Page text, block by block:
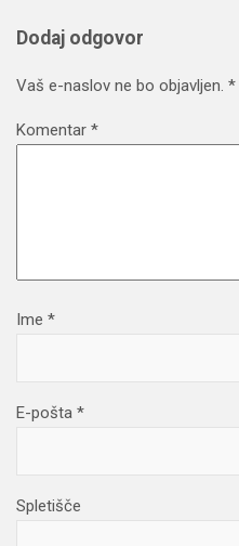
Dodaj odgovor
Vaš e-naslov ne bo objavljen. *
Komentar *
Ime *
E-pošta *
Spletišče